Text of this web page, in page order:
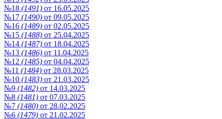
№18 (1491) от 16.05.2025
№17 (1490) от 09.05.2025
№16 (1489) от 02.05.2025
№15 (1488) от 25.04.2025
№14 (1487) от 18.04.2025
№13 (1486) от 11.04.2025
№12 (1485) от 04.04.2025
№11 (1484) от 28.03.2025
№10 (1483) от 21.03.2025
№9 (1482) от 14.03.2025
№8 (1481) от 07.03.2025
№7 (1480) от 28.02.2025
№6 (1479) от 21.02.2025